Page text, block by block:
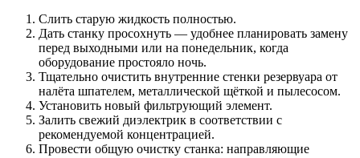
Слить старую жидкость полностью.
Дать станку просохнуть — удобнее планировать замену
перед выходными или на понедельник, когда
оборудование простояло ночь.
Тщательно очистить внутренние стенки резервуара от
налёта шпателем, металлической щёткой и пылесосом.
Установить новый фильтрующий элемент.
Залить свежий диэлектрик в соответствии с
рекомендуемой концентрацией.
Провести общую очистку станка: направляющие